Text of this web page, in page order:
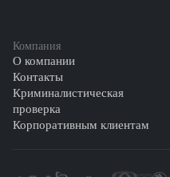
Компания
О компании
Контакты
Криминалистическая
проверка
Корпоративным клиентам